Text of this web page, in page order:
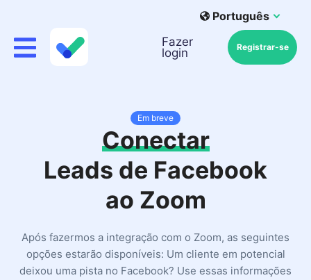
Português
Fazer
login
Registrar-se
Em breve
Conectar
Leads de Facebook
ao Zoom
Após fazermos a integração com o Zoom, as seguintes
opções estarão disponíveis: Um cliente em potencial
deixou uma pista no Facebook? Use essas informações